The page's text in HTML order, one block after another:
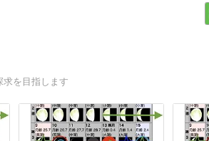
求を目指します